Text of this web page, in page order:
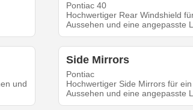
Pontiac 40
Hochwertiger Rear Windshield
Aussehen und eine angepasste
und
Side Mirrors
Pontiac
Hochwertiger Side Mirrors für
Aussehen und eine angepasste